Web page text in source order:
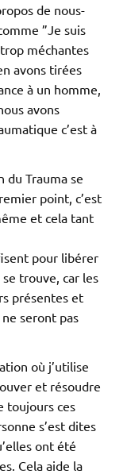
de nous-
”Je suis
méchantes
avons tirées
à un homme,
avons
c’est à
du Trauma se
point, c’est
et cela tant
pour libérer
trouve, car les
présentes et
seront pas
où j’utilise
et résoudre
toujours ces
s’est dites
ont été
Cela aide la